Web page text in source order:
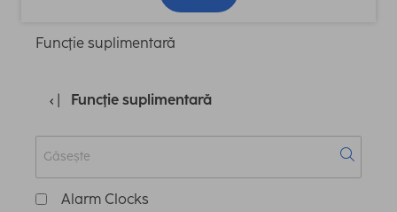
Funcţie suplimentară
Funcţie suplimentară
Alarm Clocks